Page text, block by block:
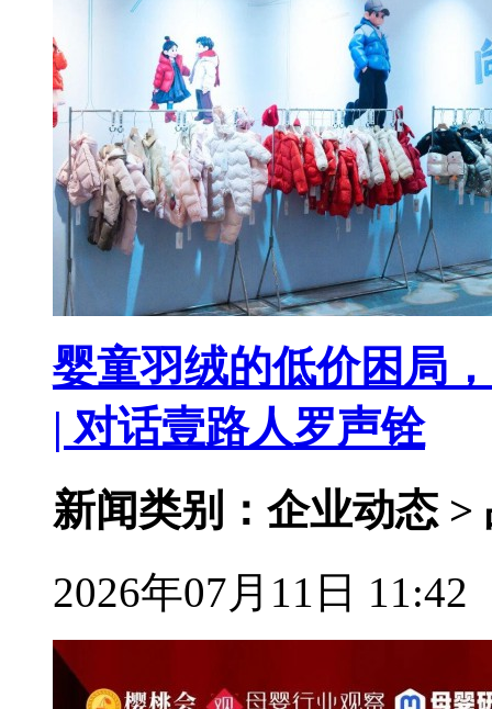
婴童羽绒的低价困局
| 对话壹路人罗声铨
新闻类别：企业动态 >
2026年07月11日 11:42